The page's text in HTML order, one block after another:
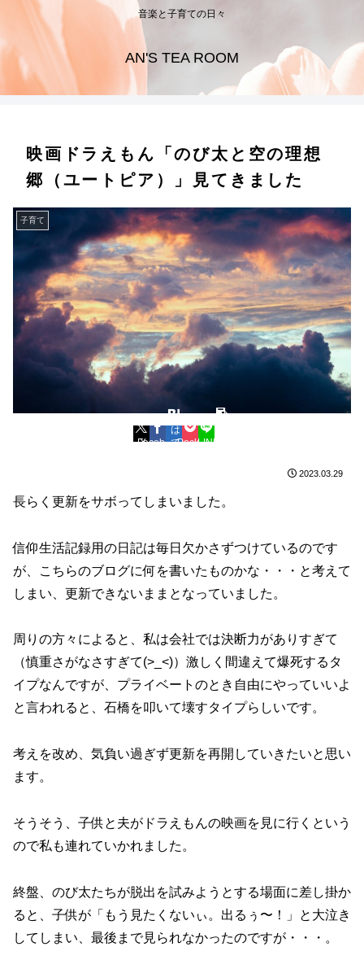
音楽と子育ての日々
AN'S TEA ROOM
映画ドラえもん「のび太と空の理想
郷（ユートピア）」見てきました
子育て
X
Facebook
は
てPocketLINE
2023.03.29
長らく更新をサボってしまいました。
信仰生活記録用の日記は毎日欠かさずつけているのです
が、こちらのブログに何を書いたものかな・・・と考えて
しまい、更新できないままとなっていました。
周りの方々によると、私は会社では決断力がありすぎて
（慎重さがなさすぎて(>_<)）激しく間違えて爆死するタ
イプなんですが、プライベートのとき自由にやっていいよ
と言われると、石橋を叩いて壊すタイプらしいです。
考えを改め、気負い過ぎず更新を再開していきたいと思い
ます。
そうそう、子供と夫がドラえもんの映画を見に行くという
ので私も連れていかれました。
終盤、のび太たちが脱出を試みようとする場面に差し掛か
ると、子供が「もう見たくないぃ。出るぅ〜！」と大泣き
してしまい、最後まで見られなかったのですが・・・。